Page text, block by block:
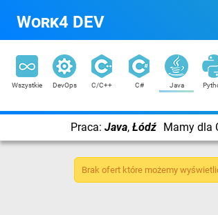
Work4 DEV
Wszystkie DevOps C/C++ C# Java
Praca: Java, Łódź Mamy dla
Brak ofert które możemy